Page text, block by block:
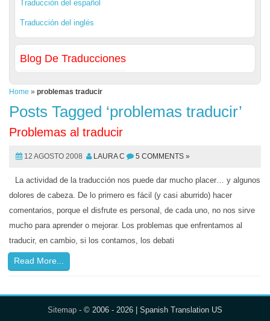
Traducción del español
Traducción del inglés
Blog De Traducciones
Home » problemas traducir
Posts Tagged ‘problemas traducir’
Problemas al traducir
12 AGOSTO 2008 LAURA C 5 COMMENTS »
La actividad de la traducción nos puede dar mucho placer… y algunos
dolores de cabeza. De lo primero es fácil (y casi aburrido) hacer
comentarios, porque el disfrute es personal, de cada uno, no nos sirve
mucho para aprender o mejorar. Los problemas que enfrentamos al
traducir, en cambio, si los contamos, los debati
Read More...
Sitemap - © 2006 - 2026 | Spanish Translation US